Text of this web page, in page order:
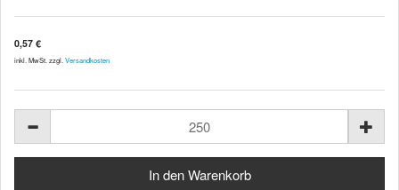
0,57 €
inkl. MwSt. zzgl. Versandkosten